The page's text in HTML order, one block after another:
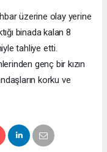
üzerine olay yerine
binada kalan 8
tahliye etti.
genç bir kızın
korku ve